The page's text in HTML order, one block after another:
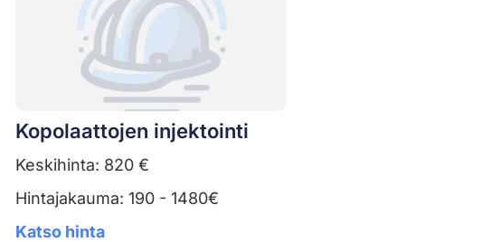
Kopolaattojen injektointi
Keskihinta: 820 €
Hintajakauma: 190 - 1480€
Katso hinta